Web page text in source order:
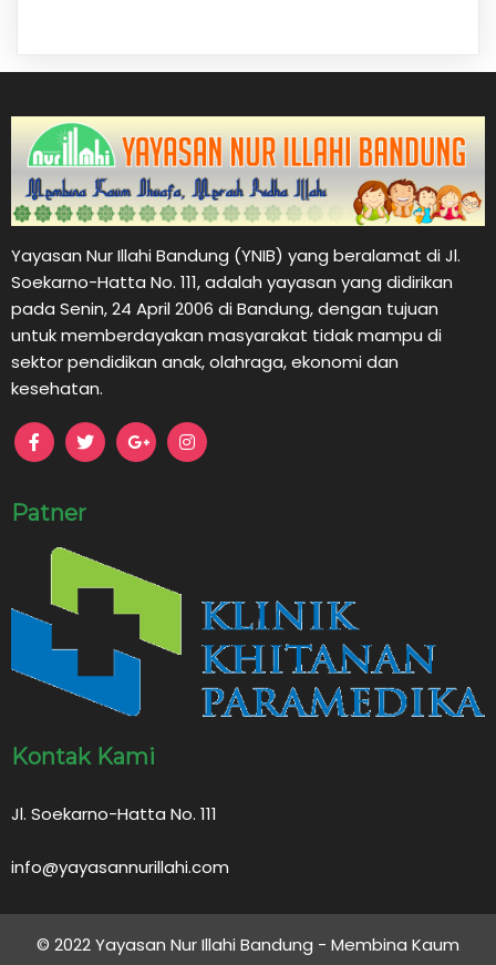
Yayasan Nur Illahi Bandung (YNIB) yang beralamat di Jl.
Soekarno-Hatta No. 111, adalah yayasan yang didirikan
pada Senin, 24 April 2006 di Bandung, dengan tujuan
untuk memberdayakan masyarakat tidak mampu di
sektor pendidikan anak, olahraga, ekonomi dan
kesehatan.
Patner
Kontak Kami
Jl. Soekarno-Hatta No. 111
info@yayasannurillahi.com
© 2022 Yayasan Nur Illahi Bandung - Membina Kaum